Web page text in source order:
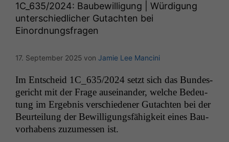
1C_635/2024: Baubewilligung | Würdigung
unterschiedlicher Gutachten bei
Einordnungsfragen
17. September 2025 von Jamie Lee Mancini
Im Entscheid 1C_635/2024 set­zt sich das Bun­des­
gericht mit der Frage auseinan­der, welche Bedeu­
tung im Ergeb­nis ver­schieden­er Gutacht­en bei der
Beurteilung der Bewil­li­gungs­fähigkeit eines Bau­
vorhabens zuzumessen ist.